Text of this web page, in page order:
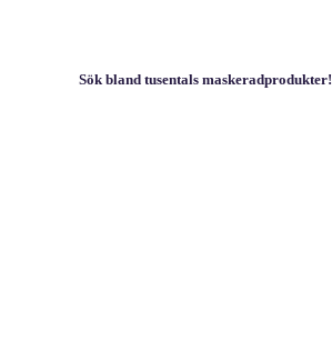
Sök bland tusentals maskeradprodukter!